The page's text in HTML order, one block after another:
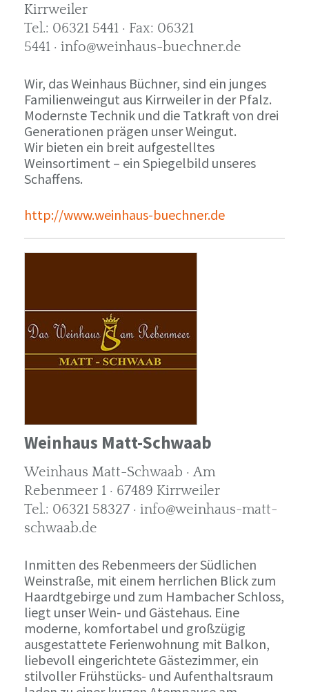
Kirrweiler
Tel.: 06321 5441 · Fax: 06321
5441 · info@weinhaus-buechner.de
Wir, das Weinhaus Büchner, sind ein junges
Familienweingut aus Kirrweiler in der Pfalz.
Modernste Technik und die Tatkraft von drei
Generationen prägen unser Weingut.
Wir bieten ein breit aufgestelltes
Weinsortiment – ein Spiegelbild unseres
Schaffens.
http://www.weinhaus-buechner.de
Weinhaus Matt-Schwaab
Weinhaus Matt-Schwaab · Am
Rebenmeer 1 · 67489 Kirrweiler
Tel.: 06321 58327 · info@weinhaus-matt-
schwaab.de
Inmitten des Rebenmeers der Südlichen
Weinstraße, mit einem herrlichen Blick zum
Haardtgebirge und zum Hambacher Schloss,
liegt unser Wein- und Gästehaus. Eine
moderne, komfortabel und großzügig
ausgestattete Ferienwohnung mit Balkon,
liebevoll eingerichtete Gästezimmer, ein
stilvoller Frühstücks- und Aufenthaltsraum